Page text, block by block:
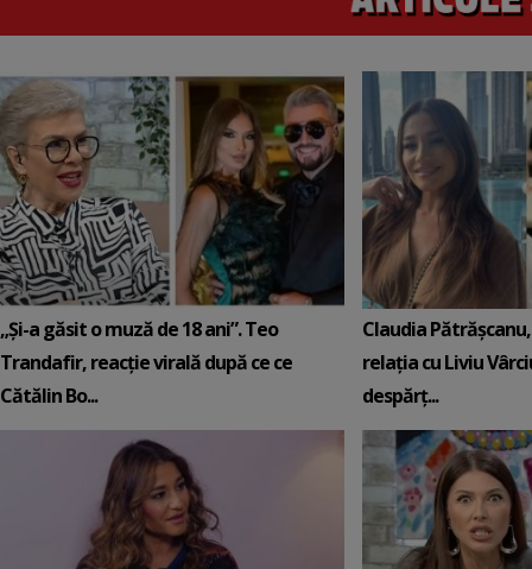
„Și-a găsit o muză de 18 ani”. Teo
Trandafir, reacție virală după ce ce
Cătălin Bo...
Claudia
relația cu Liviu
despărț...